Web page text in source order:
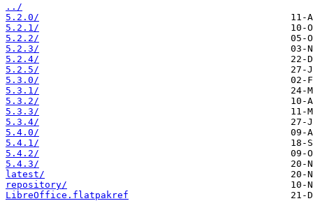
../
5.2.0/
5.2.1/
5.2.2/
5.2.3/
5.2.4/
5.2.5/
5.3.0/
5.3.1/
5.3.2/
5.3.3/
5.3.4/
5.4.0/
5.4.1/
5.4.2/
5.4.3/
latest/
repository/
LibreOffice.flatpakref